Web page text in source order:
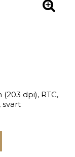
dpi), RTC,
svart